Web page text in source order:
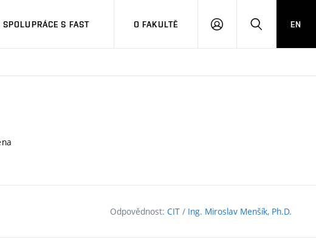
SPOLUPRÁCE S FAST O FAKULTĚ
PŘIHLÁSITHLEDAT
EN
Odpovědnost: CIT / Ing. Miroslav Menšík, Ph.D.